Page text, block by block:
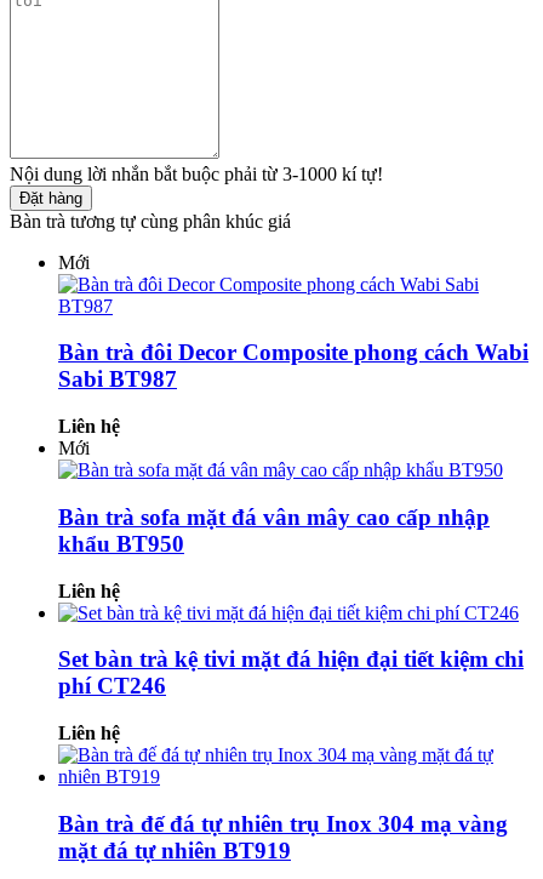
Nội dung lời nhắn bắt buộc phải từ 3-1000 kí tự!
Đặt hàng
Bàn trà tương tự cùng phân khúc giá
Mới
Bàn trà đôi Decor Composite phong cách Wabi
Sabi BT987
Liên hệ
Mới
Bàn trà sofa mặt đá vân mây cao cấp nhập
khẩu BT950
Liên hệ
Set bàn trà kệ tivi mặt đá hiện đại tiết kiệm chi
phí CT246
Liên hệ
Bàn trà đế đá tự nhiên trụ Inox 304 mạ vàng
mặt đá tự nhiên BT919